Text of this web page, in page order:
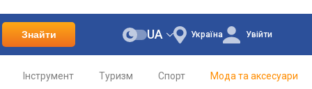
Знайти Україна
UA Увійти
Інструмент Туризм Спорт Мода та аксесуари